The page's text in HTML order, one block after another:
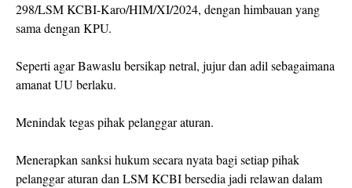
298/LSM KCBI-Karo/HIM/XI/2024, dengan himbauan yang
sama dengan KPU.
Seperti agar Bawaslu bersikap netral, jujur dan adil sebagaimana
amanat UU berlaku.
Menindak tegas pihak pelanggar aturan.
Menerapkan sanksi hukum secara nyata bagi setiap pihak
pelanggar aturan dan LSM KCBI bersedia jadi relawan dalam